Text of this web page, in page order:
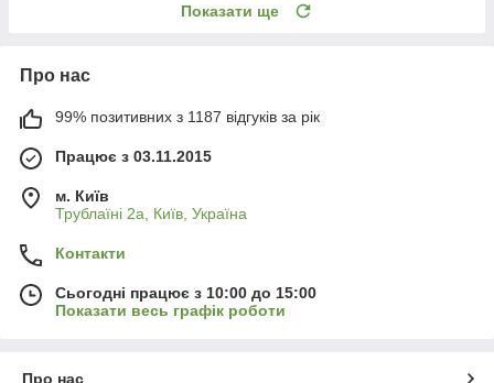
Показати ще
Про нас
99% позитивних з 1187 відгуків за рік
Працює з 03.11.2015
м. Київ
Трублаїні 2а, Київ, Україна
Контакти
Сьогодні працює з 10:00 до 15:00
Показати весь графік роботи
Про нас